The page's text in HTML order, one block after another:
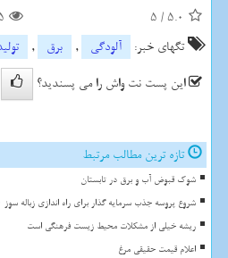
5.0
/
5
تگهای خبر:
آلودگی , برق ,
این پست نت واش را می پسندید؟
تازه ترین مطالب مرتبط
شوک قبوض آب و برق در تابستان
شروع پروسه جذب سرمایه گذار برای راه اندازی زباله سوز ۳۰۰ تنی اصفهان
ریشه خیلی از مشکلات محیط زیست فرهنگی است
اعلام قیمت حقیقی مرغ